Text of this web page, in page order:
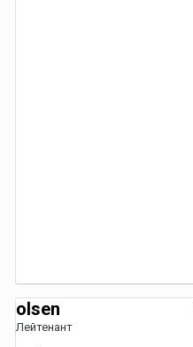
olsen
Лейтенант